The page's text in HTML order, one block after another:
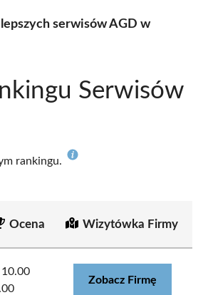
serwisów AGD w
Serwisów
rankingu.
Ocena Wizytówka Firmy
10.00
Zobacz Firmę